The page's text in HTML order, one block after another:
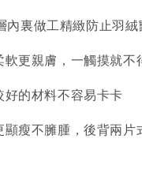
內裏做工精緻防止羽絨
更親膚，一觸摸就
好的材料不容易卡卡
瘦不臃腫，後背兩